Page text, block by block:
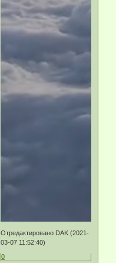
Отредактировано DAK (2021-
03-07 11:52:40)
0